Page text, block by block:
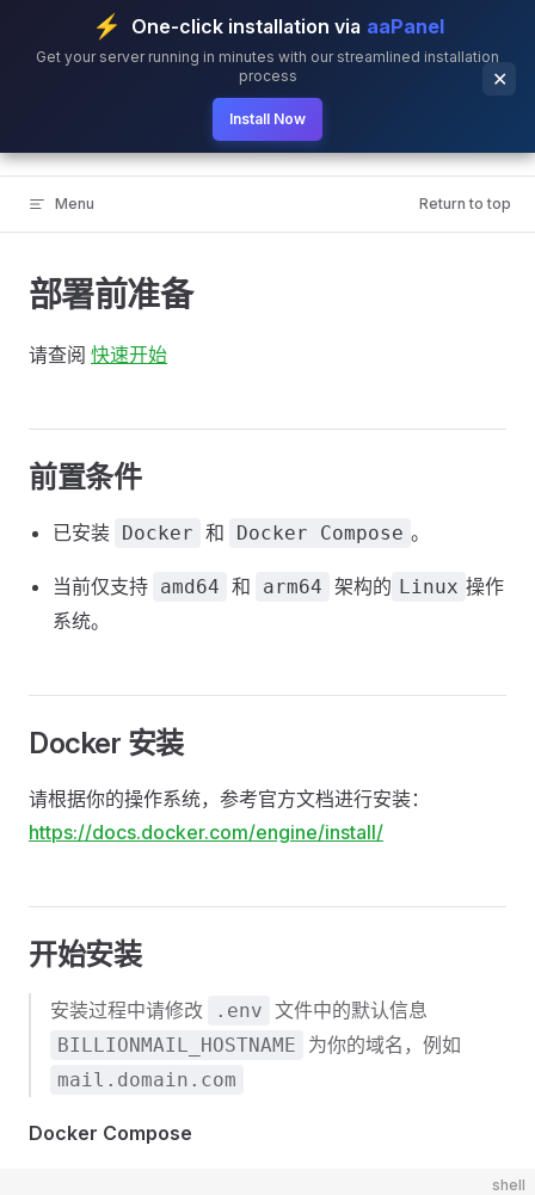
⚡ One-click installation via aaPanel
Get your server running in minutes with our streamlined installation
process
Install Now
✕
Skip to content
Menu Return to top
部署前准备
请查阅 快速开始
前置条件
已安装 Docker 和 Docker Compose 。
当前仅支持 amd64 和 arm64 架构的 Linux 操作
系统。
Docker 安装
请根据你的操作系统，参考官方文档进行安装：
https://docs.docker.com/engine/install/
开始安装
安装过程中请修改 .env 文件中的默认信息
BILLIONMAIL_HOSTNAME 为你的域名，例如
mail.domain.com
Docker Compose
shell